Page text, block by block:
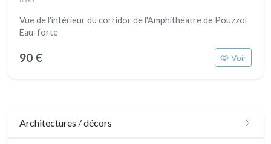
Vue de l'intérieur du corridor de l'Amphithéatre de Pouzzol
Eau-forte
90 € Voir
Architectures / décors